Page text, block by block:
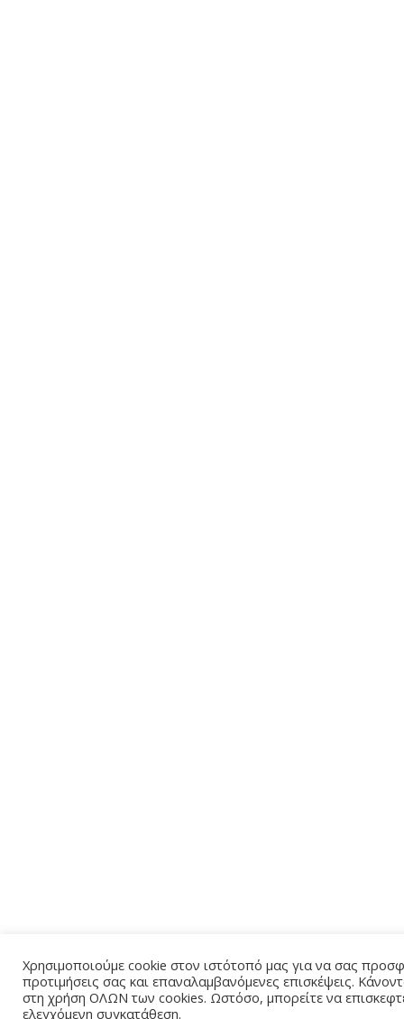
Χρησιμοποιούμε cookie στον ιστότοπό μας για να σας
προτιμήσεις σας και επαναλαμβανόμενες επισκέψεις.
στη χρήση ΟΛΩΝ των cookies. Ωστόσο, μπορείτε να
ελεγχόμενη συγκατάθεση.